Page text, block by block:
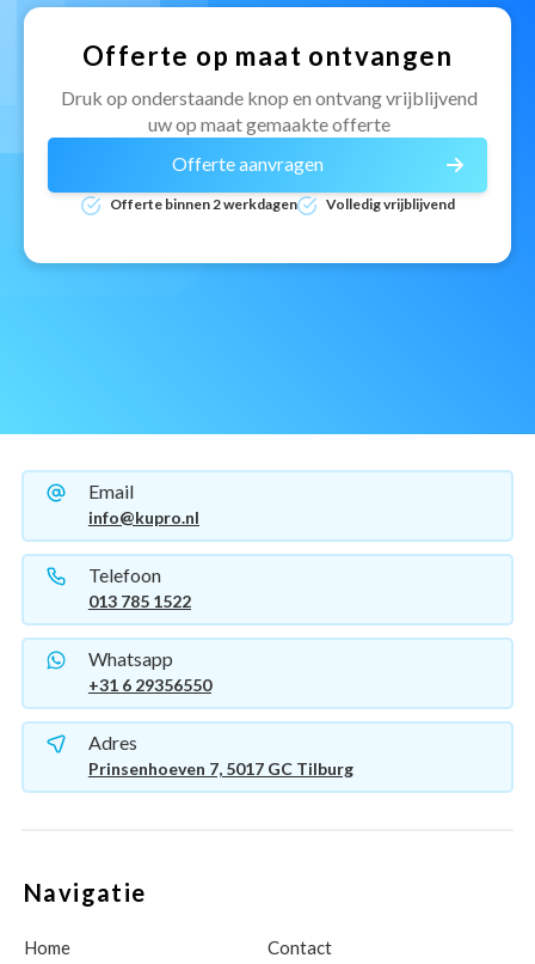
Offerte op maat ontvangen
Druk op onderstaande knop en ontvang vrijblijvend
uw op maat gemaakte offerte
Offerte aanvragen
Offerte binnen 2 werkdagen Volledig vrijblijvend
Email
info@kupro.nl
Telefoon
013 785 1522
Whatsapp
+31 6 29356550
Adres
Prinsenhoeven 7, 5017 GC Tilburg
Navigatie
Home Contact